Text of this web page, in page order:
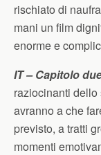
rischiato di
mani un film
enorme e
IT – Capitolo
raziocinanti dello
avranno a che
previsto, a tratti
momenti